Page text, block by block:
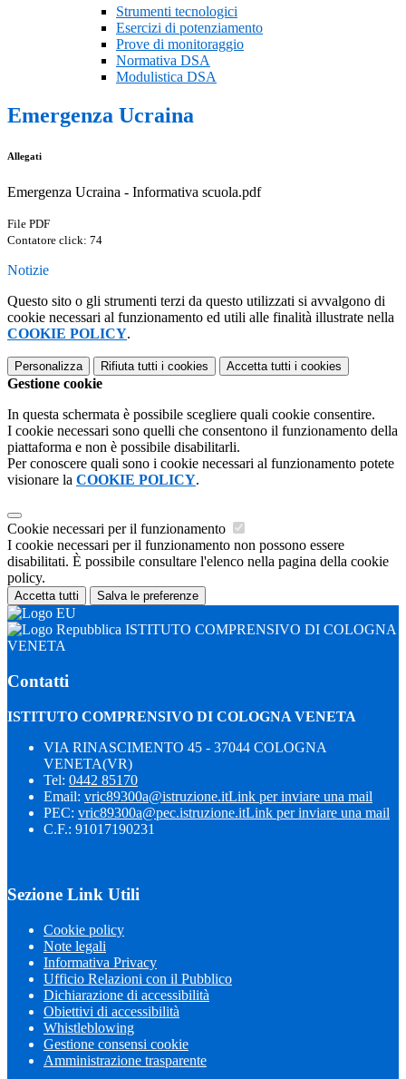
Strumenti tecnologici
Esercizi di potenziamento
Prove di monitoraggio
Normativa DSA
Modulistica DSA
Emergenza Ucraina
Allegati
Emergenza Ucraina - Informativa scuola.pdf
File PDF
Contatore click: 74
Notizie
Questo sito o gli strumenti terzi da questo utilizzati si avvalgono di
cookie necessari al funzionamento ed utili alle finalità illustrate nella
COOKIE POLICY.
Personalizza Rifiuta tutti i cookies Accetta tutti i cookies
Gestione cookie
In questa schermata è possibile scegliere quali cookie consentire.
I cookie necessari sono quelli che consentono il funzionamento della
piattaforma e non è possibile disabilitarli.
Per conoscere quali sono i cookie necessari al funzionamento potete
visionare la COOKIE POLICY.
Cookie necessari per il funzionamento
I cookie necessari per il funzionamento non possono essere
disabilitati. È possibile consultare l'elenco nella pagina della cookie
policy.
Accetta tutti Salva le preferenze
ISTITUTO COMPRENSIVO DI COLOGNA
VENETA
Contatti
ISTITUTO COMPRENSIVO DI COLOGNA VENETA
VIA RINASCIMENTO 45 - 37044 COLOGNA
VENETA(VR)
Tel: 0442 85170
Email: vric89300a@istruzione.itLink per inviare una mail
PEC: vric89300a@pec.istruzione.itLink per inviare una mail
C.F.: 91017190231
Sezione Link Utili
Cookie policy
Note legali
Informativa Privacy
Ufficio Relazioni con il Pubblico
Dichiarazione di accessibilità
Obiettivi di accessibilità
Whistleblowing
Gestione consensi cookie
Amministrazione trasparente